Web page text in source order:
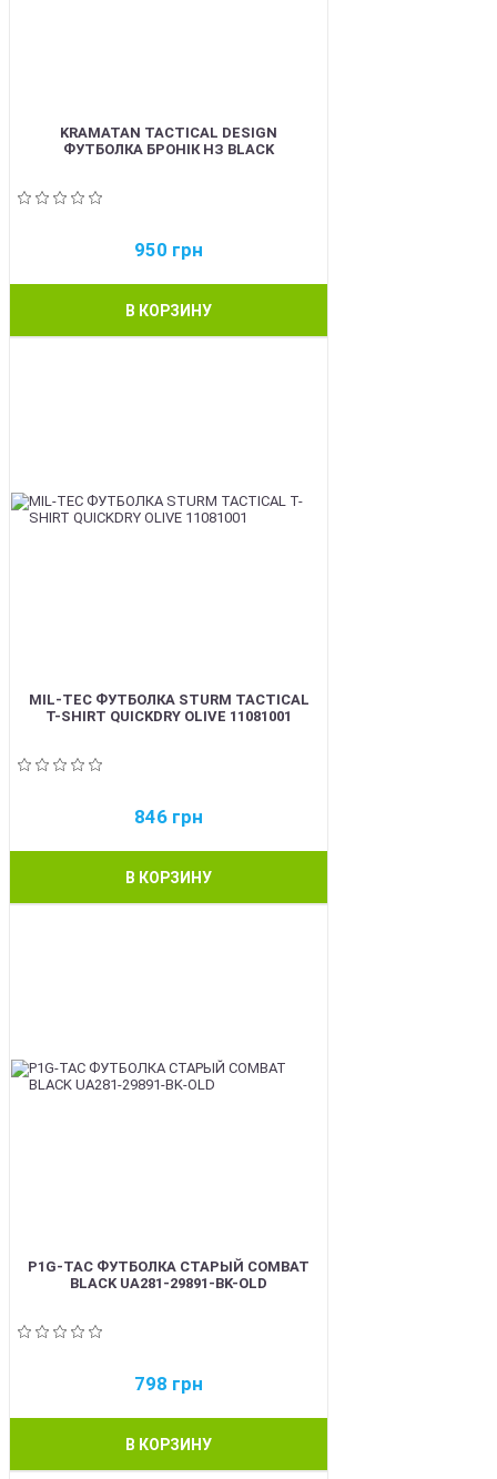
KRAMATAN TACTICAL DESIGN
ФУТБОЛКА БРОНІК НЗ BLACK
950 грн
В КОРЗИНУ
MIL-TEC ФУТБОЛКА STURM TACTICAL
T-SHIRT QUICKDRY OLIVE 11081001
846 грн
В КОРЗИНУ
P1G-TAC ФУТБОЛКА СТАРЫЙ COMBAT
BLACK UA281-29891-BK-OLD
798 грн
В КОРЗИНУ